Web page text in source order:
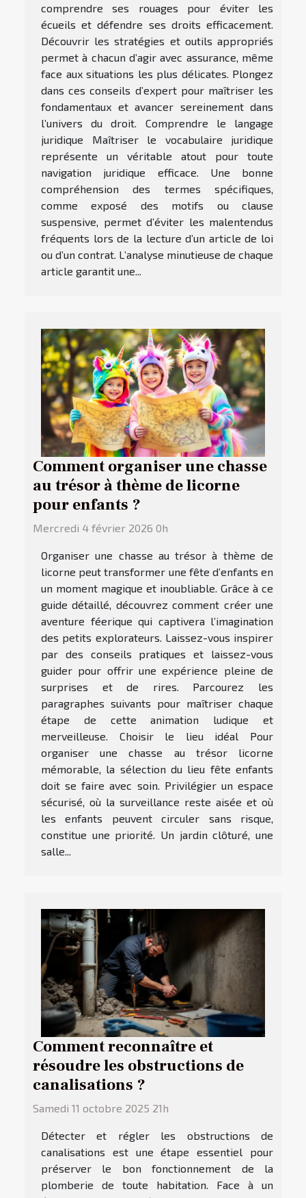
comprendre ses rouages pour éviter les
écueils et défendre ses droits efficacement.
Découvrir les stratégies et outils appropriés
permet à chacun d’agir avec assurance, même
face aux situations les plus délicates. Plongez
dans ces conseils d’expert pour maîtriser les
fondamentaux et avancer sereinement dans
l’univers du droit. Comprendre le langage
juridique Maîtriser le vocabulaire juridique
représente un véritable atout pour toute
navigation juridique efficace. Une bonne
compréhension des termes spécifiques,
comme exposé des motifs ou clause
suspensive, permet d’éviter les malentendus
fréquents lors de la lecture d’un article de loi
ou d’un contrat. L’analyse minutieuse de chaque
article garantit une...
Comment organiser une chasse
au trésor à thème de licorne
pour enfants ?
Mercredi 4 février 2026 0h
Organiser une chasse au trésor à thème de
licorne peut transformer une fête d’enfants en
un moment magique et inoubliable. Grâce à ce
guide détaillé, découvrez comment créer une
aventure féerique qui captivera l’imagination
des petits explorateurs. Laissez-vous inspirer
par des conseils pratiques et laissez-vous
guider pour offrir une expérience pleine de
surprises et de rires. Parcourez les
paragraphes suivants pour maîtriser chaque
étape de cette animation ludique et
merveilleuse. Choisir le lieu idéal Pour
organiser une chasse au trésor licorne
mémorable, la sélection du lieu fête enfants
doit se faire avec soin. Privilégier un espace
sécurisé, où la surveillance reste aisée et où
les enfants peuvent circuler sans risque,
constitue une priorité. Un jardin clôturé, une
salle...
Comment reconnaître et
résoudre les obstructions de
canalisations ?
Samedi 11 octobre 2025 21h
Détecter et régler les obstructions de
canalisations est une étape essentiel pour
préserver le bon fonctionnement de la
plomberie de toute habitation. Face à un